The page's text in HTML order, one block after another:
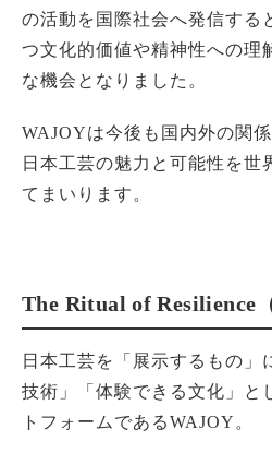
の活動を国際社会へ発信する
つ文化的価値や精神性への理
な機会となりました。
WAJOYは今後も国内外の関
日本工芸の魅力と可能性を世
てまいります。
The Ritual of Resilience
日本工芸を「展示するもの」
技術」「体験できる文化」と
トフォームであるWAJOY。